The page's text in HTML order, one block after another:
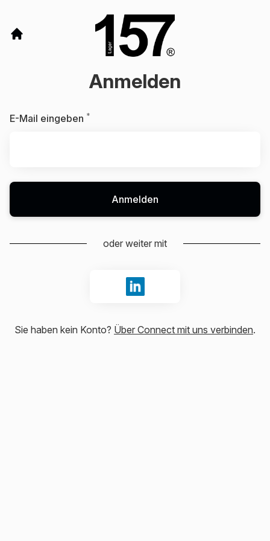
Anmelden
E-Mail eingeben *
Anmelden
oder weiter mit
Mit LinkedIn anmelden
Sie haben kein Konto? Über Connect mit uns verbinden.